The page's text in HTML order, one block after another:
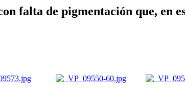
falta de pigmentación que, en